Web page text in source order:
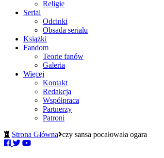
Religie
Serial
Odcinki
Obsada serialu
Książki
Fandom
Teorie fanów
Galeria
Więcej
Kontakt
Redakcja
Współpraca
Partnerzy
Patroni
Strona Główna czy sansa pocałowała ogara